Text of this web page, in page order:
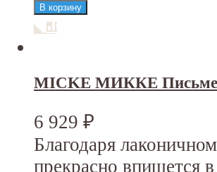
MICKE МИККЕ
6 929 ₽
Благодаря
прекрасно впишется